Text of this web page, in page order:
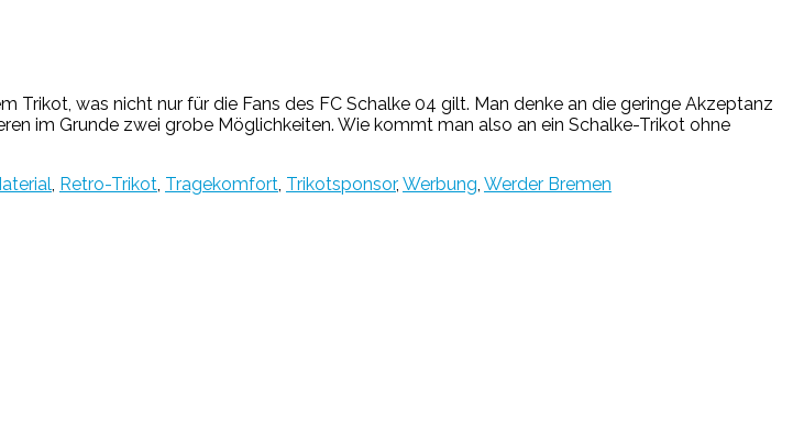
was nicht nur für die Fans des FC Schalke 04 gilt. Man denke an die geringe Akzeptanz
im Grunde zwei grobe Möglichkeiten. Wie kommt man also an ein Schalke-Trikot ohne
, Retro-Trikot, Tragekomfort, Trikotsponsor, Werbung, Werder Bremen